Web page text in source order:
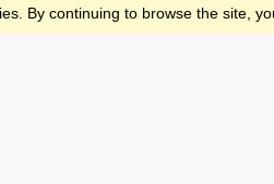
By continuing to browse the site,